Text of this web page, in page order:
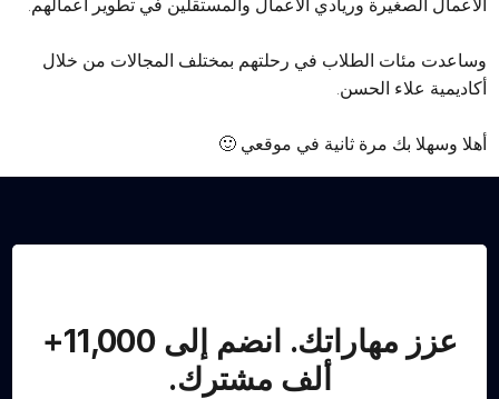
الأعمال الصغيرة وريادي الأعمال والمستقلين في تطوير أعمالهم.
وساعدت مئات الطلاب في رحلتهم بمختلف المجالات من خلال
أكاديمية علاء الحسن.
أهلا وسهلا بك مرة ثانية في موقعي 🙂
عزز مهاراتك. انضم إلى 11,000+
ألف مشترك.